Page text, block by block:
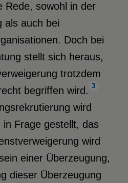
Rede, sowohl in der
als auch bei
Doch bei
stellt sich heraus,
trotzdem
begriffen wird. 3
wird
Frage gestellt, das
wird
einer Überzeugung,
dieser Überzeugung